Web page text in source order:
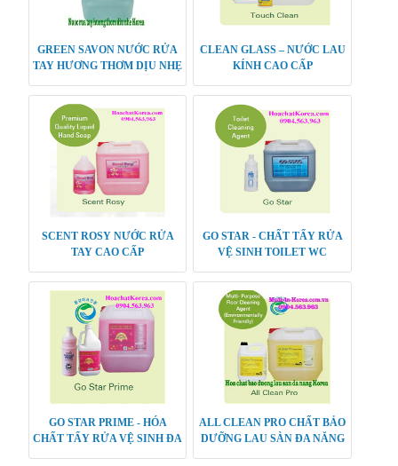
GREEN SAVON NƯỚC RỬA
TAY HƯƠNG THƠM DỊU NHẸ
CLEAN GLASS – NƯỚC LAU
KÍNH CAO CẤP
SCENT ROSY NƯỚC RỬA
TAY CAO CẤP
GO STAR - CHẤT TẨY RỬA
VỆ SINH TOILET WC
GO STAR PRIME - HÓA
CHẤT TẨY RỬA VỆ SINH ĐA
ALL CLEAN PRO CHẤT BẢO
DƯỠNG LAU SÀN ĐA NĂNG